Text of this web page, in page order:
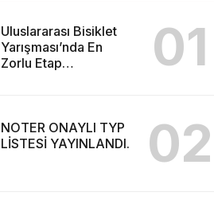
Uluslararası Bisiklet
Yarışması’nda En
Zorlu Etap
01
NOTER ONAYLI TYP
LİSTESİ YAYINLANDI.
02